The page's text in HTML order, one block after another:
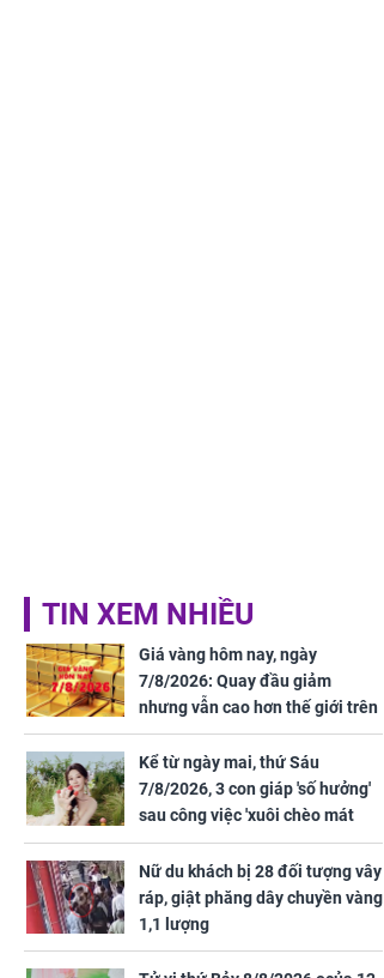
TIN XEM NHIỀU
Giá vàng hôm nay, ngày
7/8/2026: Quay đầu giảm
nhưng vẫn cao hơn thế giới trên
7 triệu đồng
Kể từ ngày mai, thứ Sáu
7/8/2026, 3 con giáp 'số hưởng'
sau công việc 'xuôi chèo mát
mái', tiền tài 'thu về như nước',
tình duyên viên mãn
Nữ du khách bị 28 đối tượng vây
ráp, giật phăng dây chuyền vàng
1,1 lượng